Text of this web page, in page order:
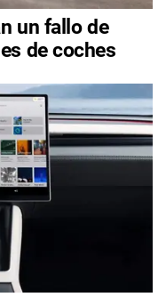
un fallo de
de coches